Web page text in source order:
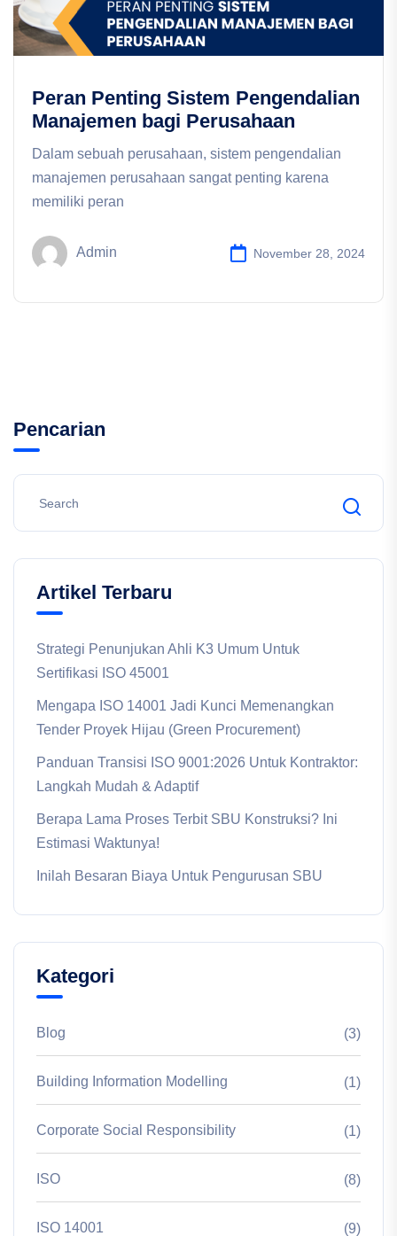
Peran Penting Sistem Pengendalian
Manajemen bagi Perusahaan
Dalam sebuah perusahaan, sistem pengendalian
manajemen perusahaan sangat penting karena
memiliki peran
Admin November 28, 2024
Pencarian
Artikel Terbaru
Strategi Penunjukan Ahli K3 Umum Untuk
Sertifikasi ISO 45001
Mengapa ISO 14001 Jadi Kunci Memenangkan
Tender Proyek Hijau (Green Procurement)
Panduan Transisi ISO 9001:2026 Untuk Kontraktor:
Langkah Mudah & Adaptif
Berapa Lama Proses Terbit SBU Konstruksi? Ini
Estimasi Waktunya!
Inilah Besaran Biaya Untuk Pengurusan SBU
Kategori
Blog (3)
Building Information Modelling (1)
Corporate Social Responsibility (1)
ISO (8)
ISO 14001 (9)